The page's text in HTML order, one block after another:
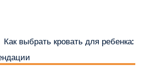
Previous
post:
Как выбрать кровать для ребенка: